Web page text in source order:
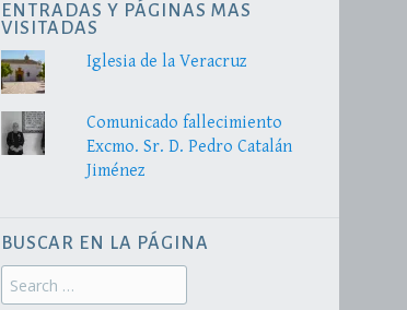
ENTRADAS Y PÁGINAS MAS
VISITADAS
Iglesia de la Veracruz
Comunicado fallecimiento
Excmo. Sr. D. Pedro Catalán
Jiménez
BUSCAR EN LA PÁGINA
Search
for: